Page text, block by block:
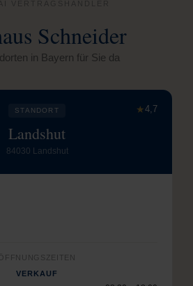
Schneider
in Bayern für Sie da
★4,7
STANDORT
Landshut
84030 Landshut
ÖFFNUNGSZEITEN
VERKAUF